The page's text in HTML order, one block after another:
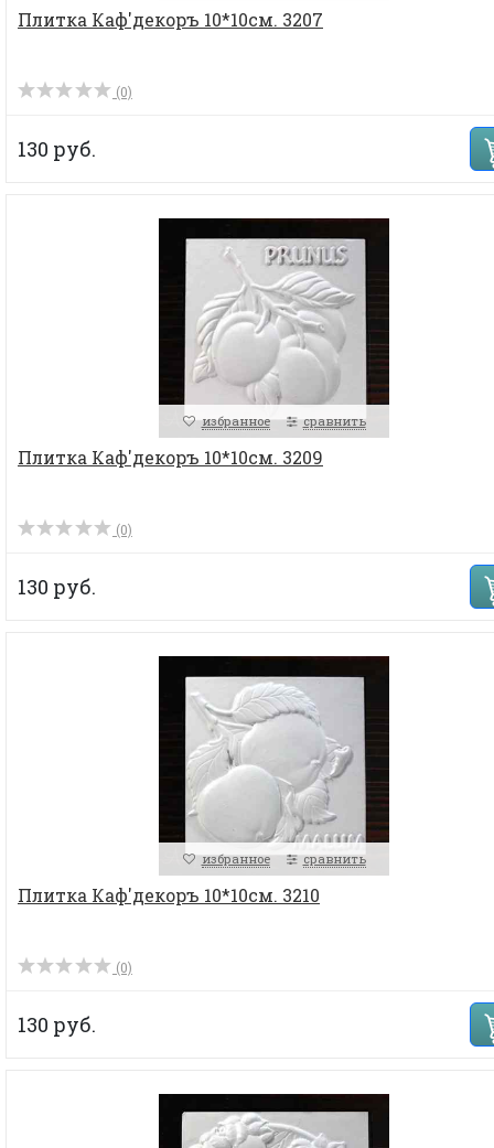
Плитка Каф'декоръ 10*10см. 3207
(0)
130 руб.
избранное сравнить
Плитка Каф'декоръ 10*10см. 3209
(0)
130 руб.
избранное сравнить
Плитка Каф'декоръ 10*10см. 3210
(0)
130 руб.